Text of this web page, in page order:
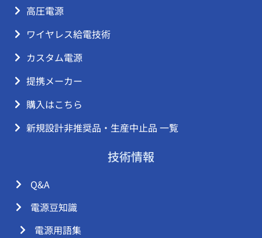
高圧電源
ワイヤレス給電技術
カスタム電源
提携メーカー
購入はこちら
新規設計非推奨品・生産中止品 一覧
技術情報
Q&A
電源豆知識
電源用語集